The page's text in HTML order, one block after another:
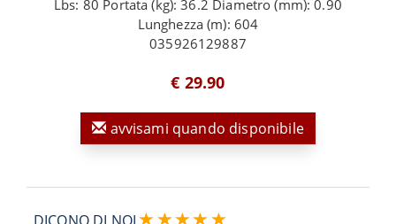
Lbs: 80 Portata (kg): 36.2 Diametro (mm): 0.90
Lunghezza (m): 604
035926129887
€ 29.90
avvisami quando disponibile